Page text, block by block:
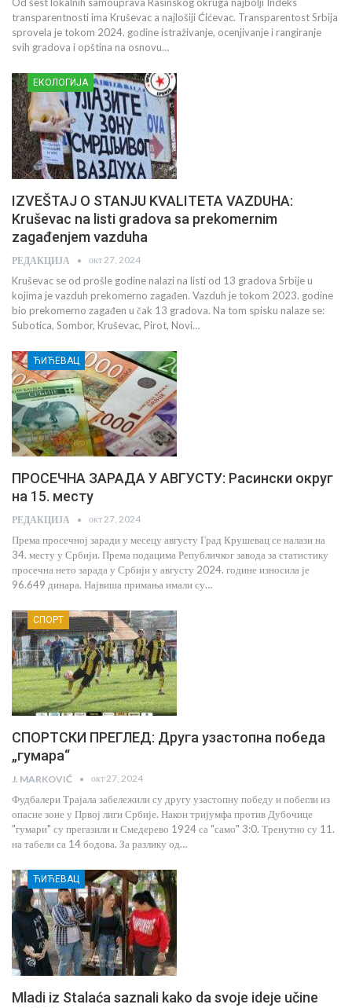
Od šest lokalnih samouprava Rasinskog okruga najbolji Indeks
transparentnosti ima Kruševac a najlošiji Ćićevac. Transparentost Srbija
sprovela je tokom 2024. godine istraživanje, ocenjivanje i rangiranje
svih gradova i opština na osnovu…
ЕКОЛОГИЈА
IZVEŠTAJ O STANJU KVALITETA VAZDUHA:
Kruševac na listi gradova sa prekomernim
zagađenjem vazduha
РЕДАКЦИЈА окт 27, 2024
Kruševac se od prošle godine nalazi na listi od 13 gradova Srbije u
kojima je vazduh prekomerno zagađen. Vazduh je tokom 2023. godine
bio prekomerno zagađen u čak 13 gradova. Na tom spisku nalaze se:
Subotica, Sombor, Kruševac, Pirot, Novi…
ЋИЋЕВАЦ
ПРОСЕЧНА ЗАРАДА У АВГУСТУ: Расински округ
на 15. месту
РЕДАКЦИЈА окт 27, 2024
Према просечној заради у месецу августу Град Крушевац се налази на
34. месту у Србији. Према подацима Републичког завода за статистику
просечна нето зарада у Србији у августу 2024. године износила је
96.649 динара. Највиша примања имали су…
СПОРТ
СПОРТСКИ ПРЕГЛЕД: Друга узастопна победа
„гумара“
J. MARKOVIĆ окт 27, 2024
Фудбалери Трајала забележили су другу узастопну победу и побегли из
опасне зоне у Првој лиги Србије. Након тријумфа против Дубочице
"гумари" су прегазили и Смедерево 1924 са "само" 3:0. Тренутно су 11.
на табели са 14 бодова. За разлику од…
ЋИЋЕВАЦ
Mladi iz Stalaća saznali kako da svoje ideje učine